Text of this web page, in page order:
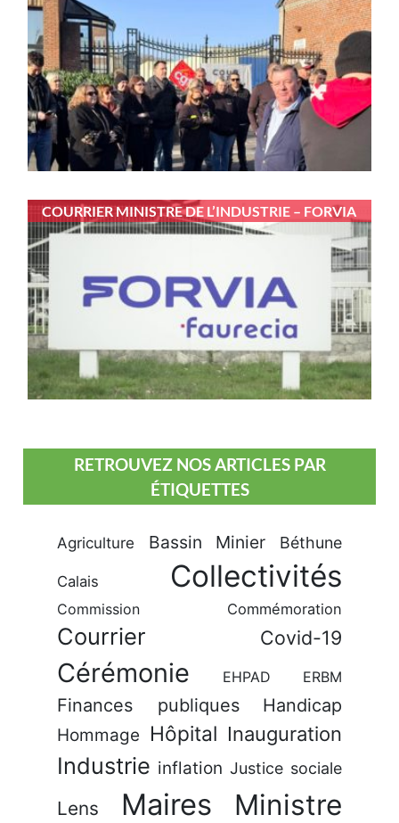
COURRIER MINISTRE DE L’INDUSTRIE – FORVIA
RETROUVEZ NOS ARTICLES PAR
ÉTIQUETTES
Agriculture Bassin Minier Béthune
Calais Collectivités
Commission Commémoration
Courrier Covid-19
Cérémonie EHPAD ERBM
Finances publiques Handicap
Hommage Hôpital Inauguration
Industrie inflation Justice sociale
Lens Maires Ministre